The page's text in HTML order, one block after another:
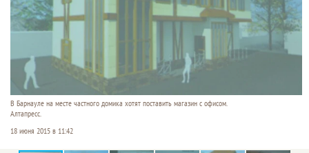
В Барнауле на месте частного домика хотят поставить магазин с офисом.
Алтапресс.
18 июня 2015 в 11:42